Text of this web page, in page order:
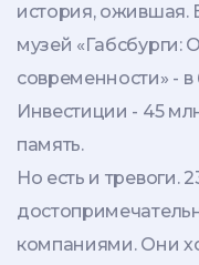
история, ожившая.
музей
современности» -
Инвестиции - 45
память.
Но есть и тревоги.
компаниями. Они